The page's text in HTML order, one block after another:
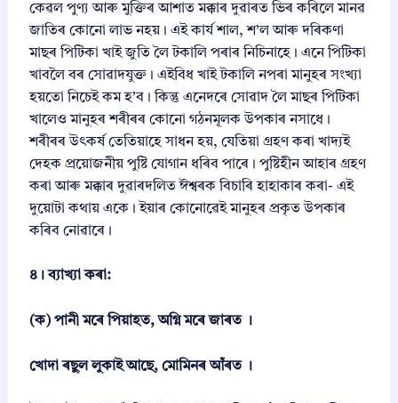
কেৱল পুণ্য আৰু মুক্তিৰ আশাত মক্কাৰ দুৱাৰত ভিৰ কৰিলে মানৱ
জাতিৰ কোনো লাভ নহয়। এই কাৰ্য শাল, শ’ল আৰু দৰিকণা
মাছৰ পিটিকা খাই জুতি লৈ টকালি পৰাৰ নিচিনাহে। এনে পিটিকা
খাবলৈ বৰ সোৱাদযুক্ত। এইবিধ খাই টকালি নপৰা মানুহৰ সংখ্যা
হয়তো নিচেই কম হ’ব। কিন্তু এনেদৰে সোৱাদ লৈ মাছৰ পিটিকা
খালেও মানুহৰ শৰীৰৰ কোনো গঠনমূলক উপকাৰ নসাধে।
শৰীৰৰ উৎকৰ্ষ তেতিয়াহে সাধন হয়, যেতিয়া গ্ৰহণ কৰা খাদ্যই
দেহক প্ৰয়োজনীয় পুষ্টি যোগান ধৰিব পাৰে। পুষ্টিহীন আহাৰ গ্ৰহণ
কৰা আৰু মক্কাৰ দুৱাৰদলিত ঈশ্বৰক বিচাৰি হাহাকাৰ কৰা- এই
দুয়োটা কথায় একে। ইয়াৰ কোনোৱেই মানুহৰ প্ৰকৃত উপকাৰ
কৰিব নোৱাৰে।
৪। ব্যাখ্যা কৰা:
(ক) পানী মৰে পিয়াহত, অগ্নি মৰে জাৰত ।
খোদা ৰছুল লুকাই আছে, মোমিনৰ আঁৰত ।